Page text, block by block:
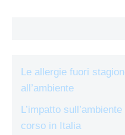
Le allergie fuori
all’ambiente
L’impatto
corso in Italia